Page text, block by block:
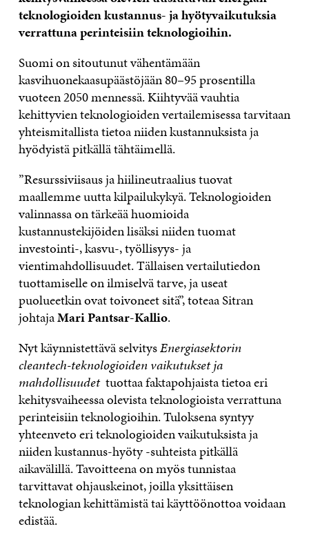
teknologioiden kustannus- ja hyötyvaikutuksia
verrattuna perinteisiin teknologioihin.
Suomi on sitoutunut vähentämään
kasvihuonekaasu­päästöjään 80–95 prosentilla
vuoteen 2050 mennessä. Kiihtyvää vauhtia
kehittyvien teknologioiden vertailemisessa tarvitaan
yhteismitallista tietoa niiden kustannuksista ja
hyödyistä pitkällä tähtäimellä.
”Resurssiviisaus ja hiilineutraalius tuovat
maallemme uutta kilpailukykyä. Teknologioiden
valinnassa on tärkeää huomioida
kustannustekijöiden lisäksi niiden tuomat
investointi-, kasvu-, työllisyys- ja
vientimahdollisuudet. Tällaisen vertailutiedon
tuottamiselle on ilmiselvä tarve, ja useat
puolueetkin ovat toivoneet sitä”, toteaa Sitran
johtajaMari Pantsar-Kallio.
Nyt käynnistettävä selvitysEnergiasektorin
cleantech-teknologioiden vaikutukset ja
mahdollisuudet tuottaa faktapohjaista tietoa eri
kehitysvaiheessa olevista teknologioista verrattuna
perinteisiin teknologioihin. Tuloksena syntyy
yhteenveto eri teknologioiden vaikutuksista ja
niiden kustannus-hyöty -suhteista pitkällä
aikavälillä. Tavoitteena on myös tunnistaa
tarvittavat ohjauskeinot, joilla yksittäisen
teknologian kehittämistä tai käyttöönottoa voidaan
edistää.